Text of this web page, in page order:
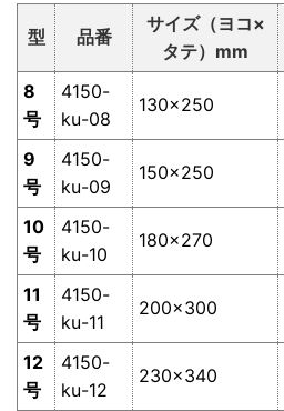
型 品番
サイズ（ヨコ×
タテ）mm
8
号
4150-
ku-08
130×250
9
号
4150-
ku-09
150×250
10
号
4150-
ku-10
180×270
11
号
4150-
ku-11
200×300
12
号
4150-
ku-12
230×340